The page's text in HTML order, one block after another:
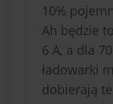
10%
Ah będzie
6 A, a dla
ładowarki
dobierają